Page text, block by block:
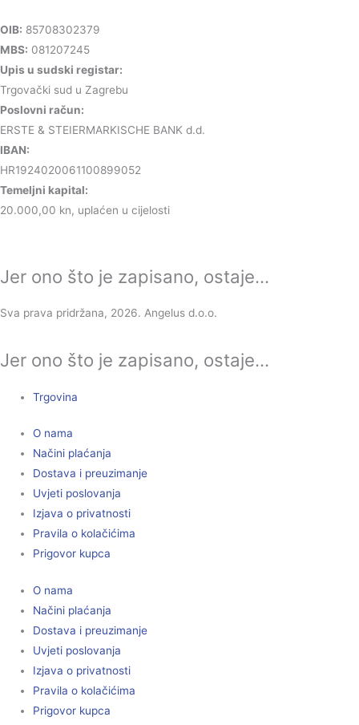
OIB: 85708302379
MBS: 081207245
Upis u sudski registar:
Trgovački sud u Zagrebu
Poslovni račun:
ERSTE & STEIERMARKISCHE BANK d.d.
IBAN:
HR1924020061100899052
Temeljni kapital:
20.000,00 kn, uplaćen u cijelosti
Jer ono što je zapisano, ostaje...
Sva prava pridržana, 2026. Angelus d.o.o.
Jer ono što je zapisano, ostaje...
Trgovina
O nama
Načini plaćanja
Dostava i preuzimanje
Uvjeti poslovanja
Izjava o privatnosti
Pravila o kolačićima
Prigovor kupca
O nama
Načini plaćanja
Dostava i preuzimanje
Uvjeti poslovanja
Izjava o privatnosti
Pravila o kolačićima
Prigovor kupca